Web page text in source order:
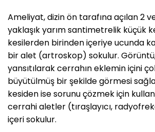
Ameliyat, dizin ön tarafına açılan 2
yaklaşık yarım santimetrelik küçük
kesilerden birinden içeriye ucunda
bir alet (artroskop) sokulur.
yansıtılarak cerrahın eklemin içini
büyütülmüş bir şekilde görmesi
kesiden ise sorunu çözmek için
cerrahi aletler (tıraşlayıcı,
içeri sokulur.